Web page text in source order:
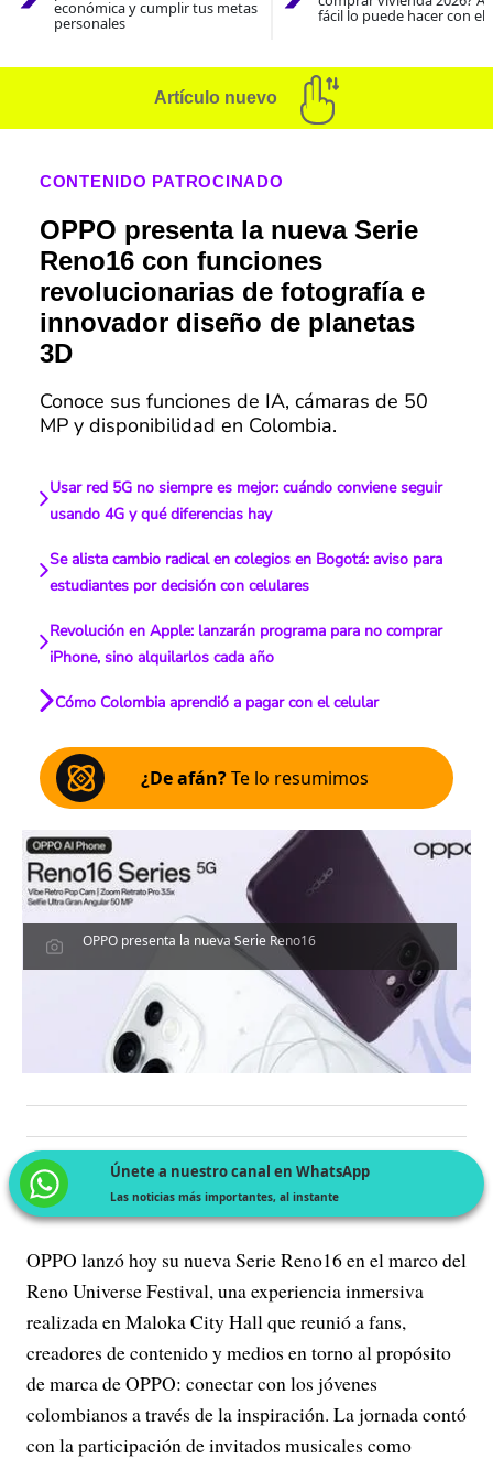
económica y cumplir tus metas
personales fácil lo puede hacer con el
Artículo nuevo
CONTENIDO PATROCINADO
OPPO presenta la nueva Serie
Reno16 con funciones
revolucionarias de fotografía e
innovador diseño de planetas
3D
Conoce sus funciones de IA, cámaras de 50
MP y disponibilidad en Colombia.
Usar red 5G no siempre es mejor: cuándo conviene seguir
usando 4G y qué diferencias hay
Se alista cambio radical en colegios en Bogotá: aviso para
estudiantes por decisión con celulares
Revolución en Apple: lanzarán programa para no comprar
iPhone, sino alquilarlos cada año
Cómo Colombia aprendió a pagar con el celular
¿De afán?Te lo resumimos
OPPO presenta la nueva Serie Reno16
Únete a nuestro canal en WhatsApp
Las noticias más importantes, al instante
OPPO lanzó hoy su nueva Serie Reno16 en el marco del
Reno Universe Festival, una experiencia inmersiva
realizada en Maloka City Hall que reunió a fans,
creadores de contenido y medios en torno al propósito
de marca de OPPO: conectar con los jóvenes
colombianos a través de la inspiración. La jornada contó
con la participación de invitados musicales como